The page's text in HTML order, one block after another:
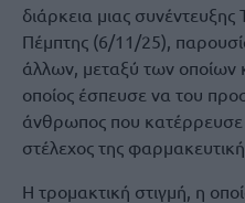
διάρκεια μιας
Πέμπτης (6/11/25),
άλλων, μεταξύ των οποίων
οποίος έσπευσε να του
άνθρωπος που κατέρρευσε
στέλεχος της
Η τρομακτική στιγμή, η